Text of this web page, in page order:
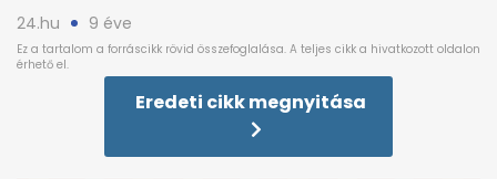
24.hu 9 éve
Eredeti cikk megnyitása